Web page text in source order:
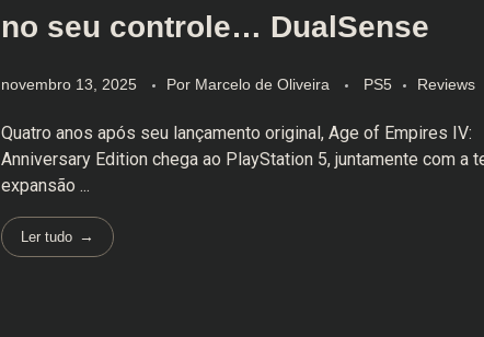
no seu controle… DualSense
novembro 13, 2025 Por Marcelo de Oliveira PS5 Reviews
Quatro anos após seu lançamento original, Age of Empires IV:
Anniversary Edition chega ao PlayStation 5, juntamente com a
expansão ...
Ler tudo